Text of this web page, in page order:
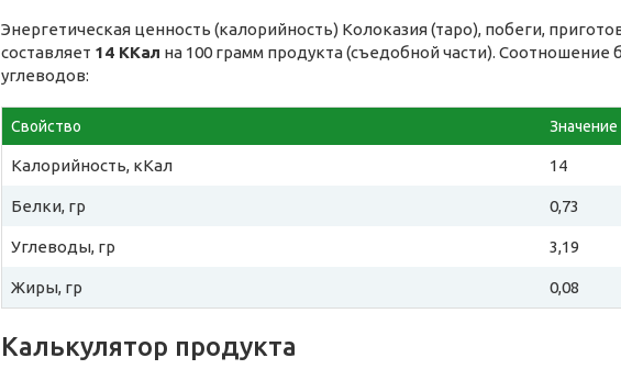
Энергетическая ценность (калорийность) Колоказия (таро), побеги,
составляет 14 ККал на 100 грамм продукта (съедобной части). Соотношение
углеводов:
Свойство Значение
Калорийность, кКал 14
Белки, гр 0,73
Углеводы, гр 3,19
Жиры, гр 0,08
Калькулятор продукта